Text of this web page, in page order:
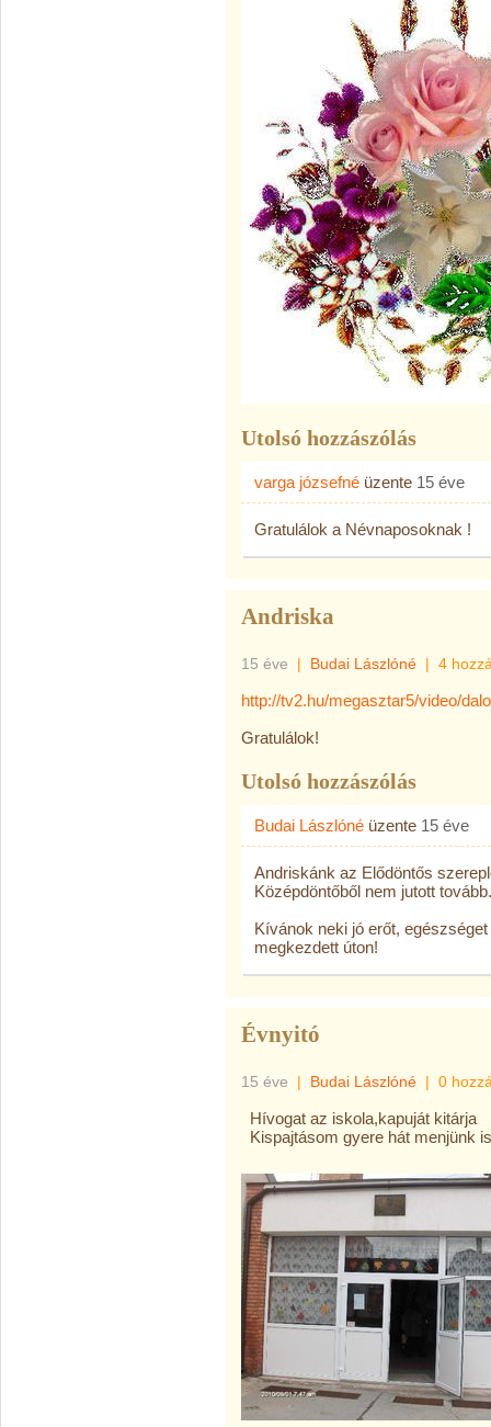
Utolsó hozzászólás
varga józsefné üzente 15 éve
Gratulálok a Névnaposoknak !
Andriska
15 éve | Budai Lászlóné | 4
http://tv2.hu/megasztar5/video/
Gratulálok!
Utolsó hozzászólás
Budai Lászlóné üzente 15 éve
Andriskánk az Elődöntős
Középdöntőből nem jutott tovább.
Kívánok neki jó erőt,
megkezdett úton!
Évnyitó
15 éve | Budai Lászlóné | 0
Hívogat az iskola,kapuját kitárja
Kispajtásom gyere hát menjünk